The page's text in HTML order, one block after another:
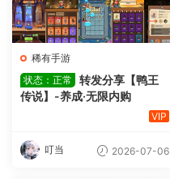
稀有手游
状态：正常
转发分享【鸭王
传说】-养成·无限内购
VIP
叮当 2026-07-06